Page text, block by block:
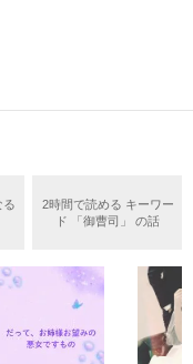
だが、後輩の姫原由
、一人こっそり泣い
る
2時間で読める キーワー
ド 「御曹司」 の話